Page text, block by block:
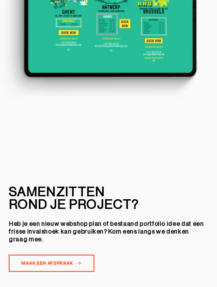
SAMENZITTEN
ROND JE PROJECT?
Heb je een nieuw webshop plan of bestaand portfolio idee dat een
frisse invalshoek kan gebruiken? Kom eens langs we denken
graag mee.
MAAK EEN AFSPRAAK